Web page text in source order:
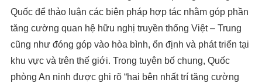
Quốc để thảo luận các biện pháp hợp tác nhằm góp phần
tăng cường quan hệ hữu nghị truyền thống Việt – Trung
cũng như đóng góp vào hòa bình, ổn định và phát triển tại
khu vực và trên thế giới. Trong tuyên bố chung, Quốc
phòng An ninh được ghi rõ “hai bên nhất trí tăng cường